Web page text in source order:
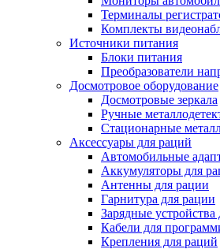
Терминалы
Комплекты
Источники питания
Блоки питания
Преобразователи
Досмотровое оборудование
Досмотровые зеркала
Ручные
Стационарные
Аксессуары для раций
Автомобильные
Аккумуляторы для
Антенны для рации
Гарнитура для рации
Зарядные устройства
Кабели для
Крепления для раций